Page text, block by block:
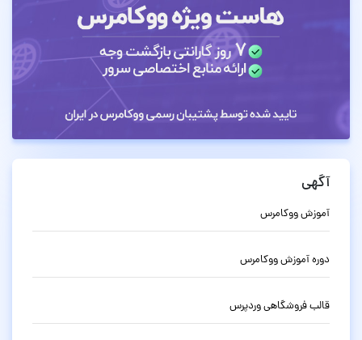
آگهی
آموزش ووکامرس
دوره آموزش ووکامرس
قالب فروشگاهی وردپرس